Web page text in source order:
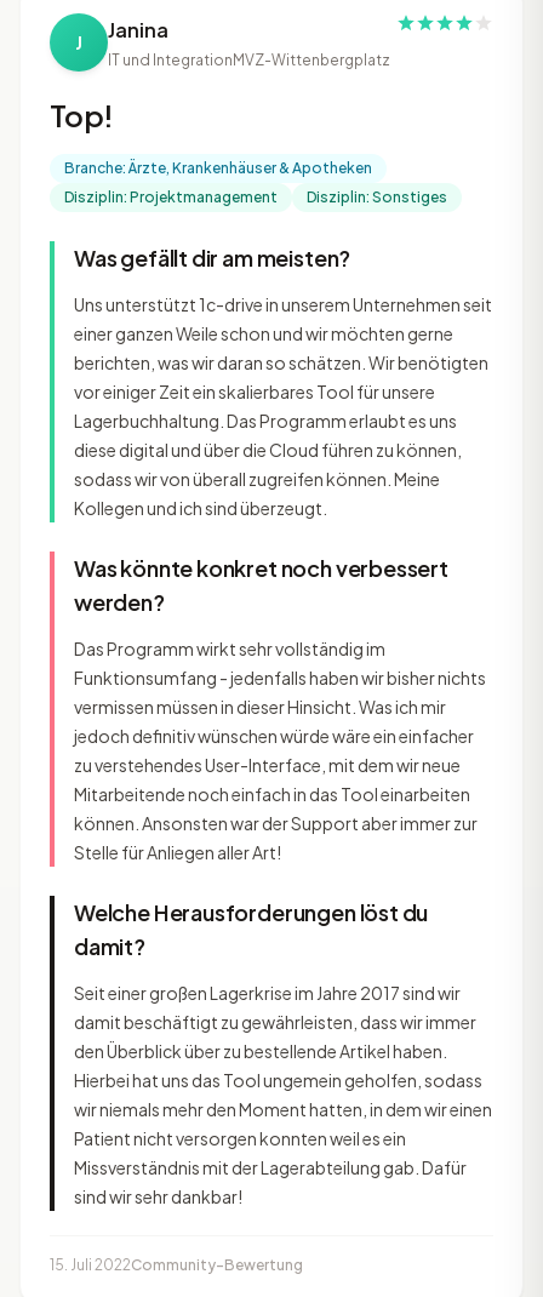
J Janina
IT und Integration MVZ-Wittenbergplatz
Top!
Branche: Ärzte, Krankenhäuser & Apotheken
Disziplin: Projektmanagement
Disziplin: Sonstiges
Was gefällt dir am meisten?
Uns unterstützt 1c-drive in unserem Unternehmen seit
einer ganzen Weile schon und wir möchten gerne
berichten, was wir daran so schätzen. Wir benötigten
vor einiger Zeit ein skalierbares Tool für unsere
Lagerbuchhaltung. Das Programm erlaubt es uns
diese digital und über die Cloud führen zu können,
sodass wir von überall zugreifen können. Meine
Kollegen und ich sind überzeugt.
Was könnte konkret noch verbessert
werden?
Das Programm wirkt sehr vollständig im
Funktionsumfang - jedenfalls haben wir bisher nichts
vermissen müssen in dieser Hinsicht. Was ich mir
jedoch definitiv wünschen würde wäre ein einfacher
zu verstehendes User-Interface, mit dem wir neue
Mitarbeitende noch einfach in das Tool einarbeiten
können. Ansonsten war der Support aber immer zur
Stelle für Anliegen aller Art!
Welche Herausforderungen löst du
damit?
Seit einer großen Lagerkrise im Jahre 2017 sind wir
damit beschäftigt zu gewährleisten, dass wir immer
den Überblick über zu bestellende Artikel haben.
Hierbei hat uns das Tool ungemein geholfen, sodass
wir niemals mehr den Moment hatten, in dem wir einen
Patient nicht versorgen konnten weil es ein
Missverständnis mit der Lagerabteilung gab. Dafür
sind wir sehr dankbar!
15. Juli 2022Community-Bewertung